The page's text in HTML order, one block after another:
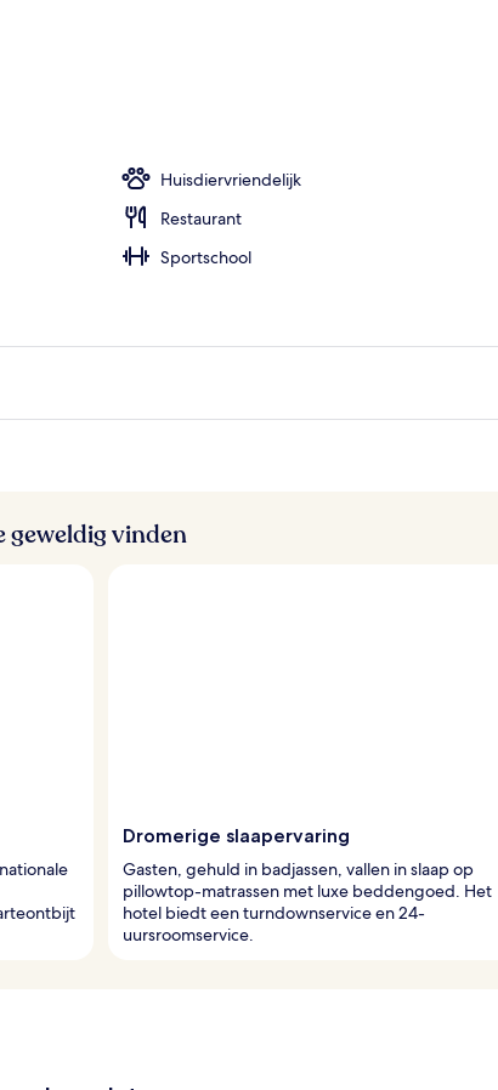
Huisdiervriendelijk
Restaurant
Sportschool
geweldig vinden
Dromerige slaapervaring
Gasten, gehuld in badjassen, vallen in slaap op
pillowtop-matrassen met luxe beddengoed. Het
hotel biedt een turndownservice en 24-
uursroomservice.